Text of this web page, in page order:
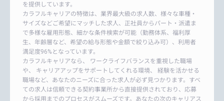
を提供しています。
カラフルキャリアの特徴は、業界最大級の求人数、様々な車種・
サイズなどご希望にマッチした求人、正社員からパート・派遣ま
で多様な雇用形態、細かな条件検索が可能（勤務体系、福利厚
生、年齢層など、希望の給与形態や金額で絞り込み可）、利用者
満足度96%となっています。
カラフルキャリアなら、 ワークライフバランスを重視した職場
や、 キャリアアップをサポートしてくれる環境、 経験を活かせる
職場など、あなたのニーズに合った求人が必ず見つかります。すべ
ての求人は信頼できる契約事業所から直接提供されており、応募
から採用までのプロセスがスムーズです。あなたの次のキャリアス